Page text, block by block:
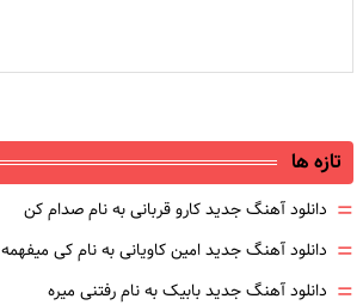
تازه ها
= دانلود آهنگ جدید کارو قربانی به نام صدام کن
= دانلود آهنگ جدید امین کاویانی به نام کی میفهمه
= دانلود آهنگ جدید بابیک به نام رفتنی میره